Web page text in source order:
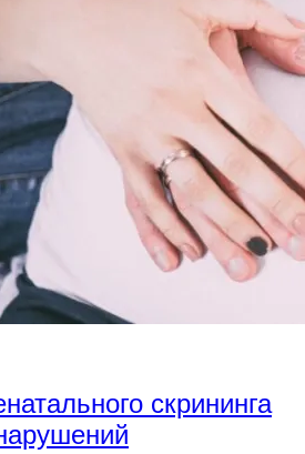
скрининга